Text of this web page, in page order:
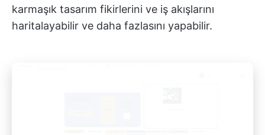
karmaşık tasarım fikirlerini ve iş akışlarını
haritalayabilir ve daha fazlasını yapabilir.